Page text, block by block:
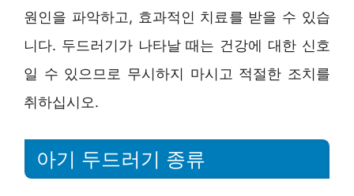
원인을 파악하고, 효과적인 치료를 받을 수 있습
니다. 두드러기가 나타날 때는 건강에 대한 신호
일 수 있으므로 무시하지 마시고 적절한 조치를
취하십시오.
아기 두드러기 종류